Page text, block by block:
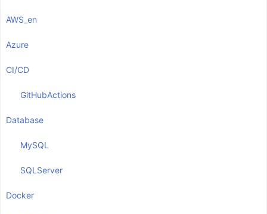
AWS_en
Azure
CI/CD
GitHubActions
Database
MySQL
SQLServer
Docker